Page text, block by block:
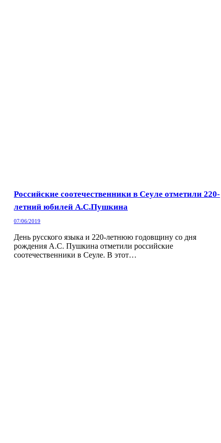
Российские соотечественники в Сеуле отметили 220-
летний юбилей А.С.Пушкина
07/06/2019
День русского языка и 220-летнюю годовщину со дня
рождения А.С. Пушкина отметили российские
соотечественники в Сеуле. В этот…